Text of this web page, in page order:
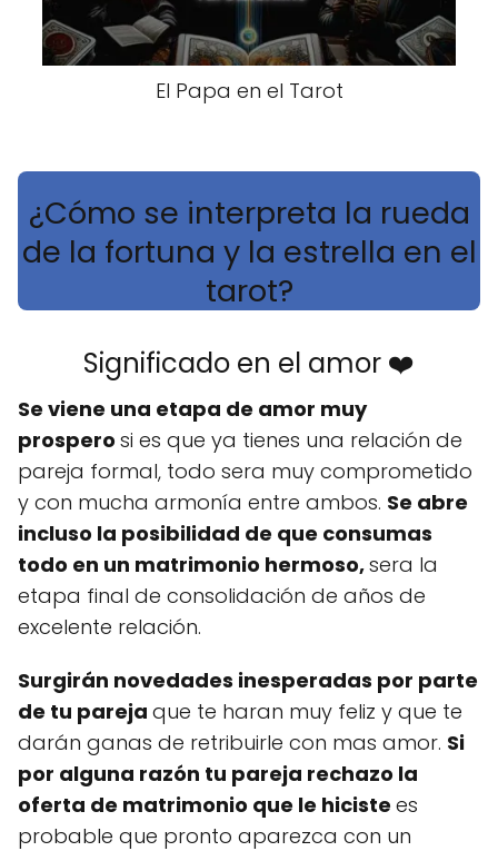
El Papa en el Tarot
¿Cómo se interpreta la rueda
de la fortuna y la estrella en el
tarot?
Significado en el amor ❤️
Se viene una etapa de amor muy
prospero si es que ya tienes una relación de
pareja formal, todo sera muy comprometido
y con mucha armonía entre ambos. Se abre
incluso la posibilidad de que consumas
todo en un matrimonio hermoso,sera la
etapa final de consolidación de años de
excelente relación.
Surgirán novedades inesperadas por parte
de tu pareja que te haran muy feliz y que te
darán ganas de retribuirle con mas amor. Si
por alguna razón tu pareja rechazo la
oferta de matrimonio que le hiciste es
probable que pronto aparezca con un